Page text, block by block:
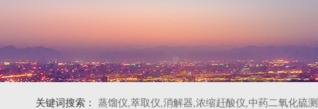
关键词搜索： 蒸馏仪,萃取仪,消解器,浓缩赶酸仪,中药二氧化硫